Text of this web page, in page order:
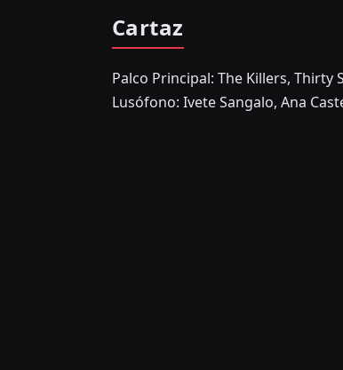
Cartaz
Palco Principal: The Killers, Thirty
Lusófono: Ivete Sangalo, Ana